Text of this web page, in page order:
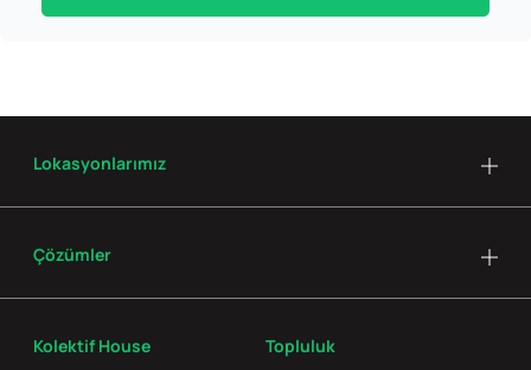
Kolektif House Topluluk
Lokasyonlarımız
Çözümler